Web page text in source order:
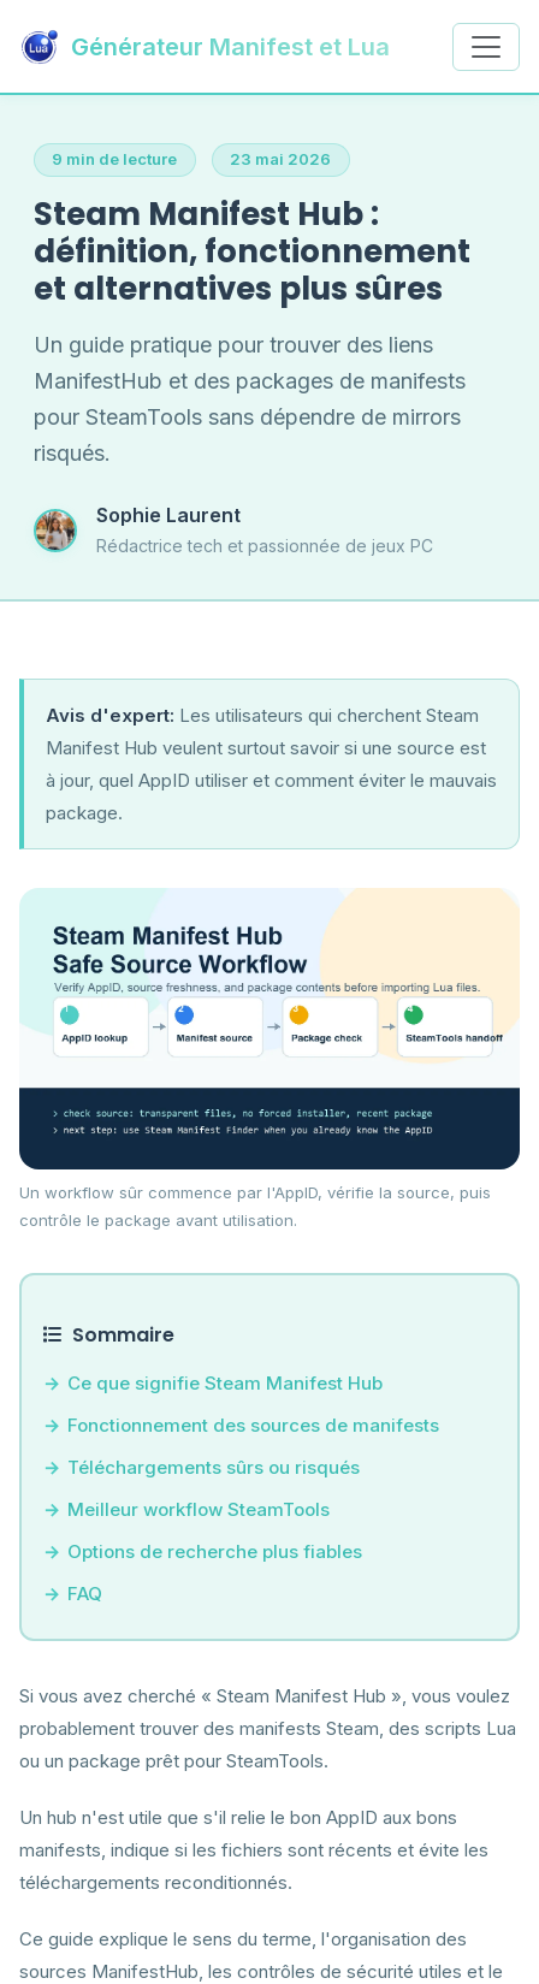
Générateur Manifest et Lua
9 min de lecture 23 mai 2026
Steam Manifest Hub :
définition, fonctionnement
et alternatives plus sûres
Un guide pratique pour trouver des liens
ManifestHub et des packages de manifests
pour SteamTools sans dépendre de mirrors
risqués.
Sophie Laurent
Rédactrice tech et passionnée de jeux PC
Avis d'expert: Les utilisateurs qui cherchent Steam
Manifest Hub veulent surtout savoir si une source est
à jour, quel AppID utiliser et comment éviter le mauvais
package.
Un workflow sûr commence par l'AppID, vérifie la source, puis
contrôle le package avant utilisation.
Sommaire
Ce que signifie Steam Manifest Hub
Fonctionnement des sources de manifests
Téléchargements sûrs ou risqués
Meilleur workflow SteamTools
Options de recherche plus fiables
FAQ
Si vous avez cherché « Steam Manifest Hub », vous voulez
probablement trouver des manifests Steam, des scripts Lua
ou un package prêt pour SteamTools.
Un hub n'est utile que s'il relie le bon AppID aux bons
manifests, indique si les fichiers sont récents et évite les
téléchargements reconditionnés.
Ce guide explique le sens du terme, l'organisation des
sources ManifestHub, les contrôles de sécurité utiles et le